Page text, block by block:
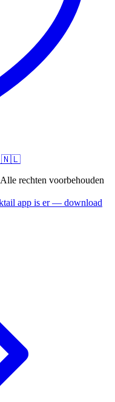
🇳🇱
rechten voorbehouden
app is er — download